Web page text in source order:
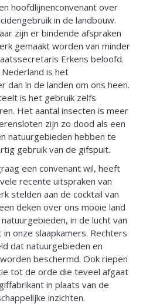
hoofdlijnenconvenant over
in de landbouw.
zijn er bindende afspraken
gemaakt worden van minder
Erkens beloofd.
is het
dan in de landen om ons heen.
is het gebruik zelfs
Het aantal insecten is meer
zijn zo dood als een
natuurgebieden hebben te
gebruik van de gifspuit.
een convenant wil, heeft
recente uitspraken van
stelden aan de cocktail van
deken over ons mooie land
in de lucht van
onze slaapkamers. Rechters
dat natuurgebieden en
beschermd. Ook riepen
tot de orde die teveel afgaat
in plaats van de
inzichten.